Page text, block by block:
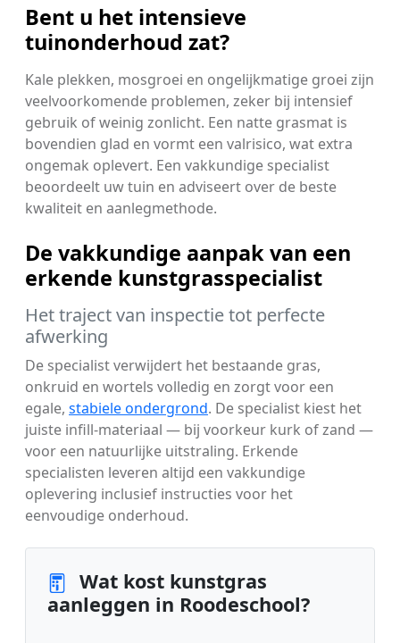
Bent u het intensieve
tuinonderhoud zat?
Kale plekken, mosgroei en ongelijkmatige groei zijn
veelvoorkomende problemen, zeker bij intensief
gebruik of weinig zonlicht. Een natte grasmat is
bovendien glad en vormt een valrisico, wat extra
ongemak oplevert. Een vakkundige specialist
beoordeelt uw tuin en adviseert over de beste
kwaliteit en aanlegmethode.
De vakkundige aanpak van een
erkende kunstgrasspecialist
Het traject van inspectie tot perfecte
afwerking
De specialist verwijdert het bestaande gras,
onkruid en wortels volledig en zorgt voor een
egale, stabiele ondergrond. De specialist kiest het
juiste infill-materiaal — bij voorkeur kurk of zand —
voor een natuurlijke uitstraling. Erkende
specialisten leveren altijd een vakkundige
oplevering inclusief instructies voor het
eenvoudige onderhoud.
Wat kost kunstgras
aanleggen in Roodeschool?